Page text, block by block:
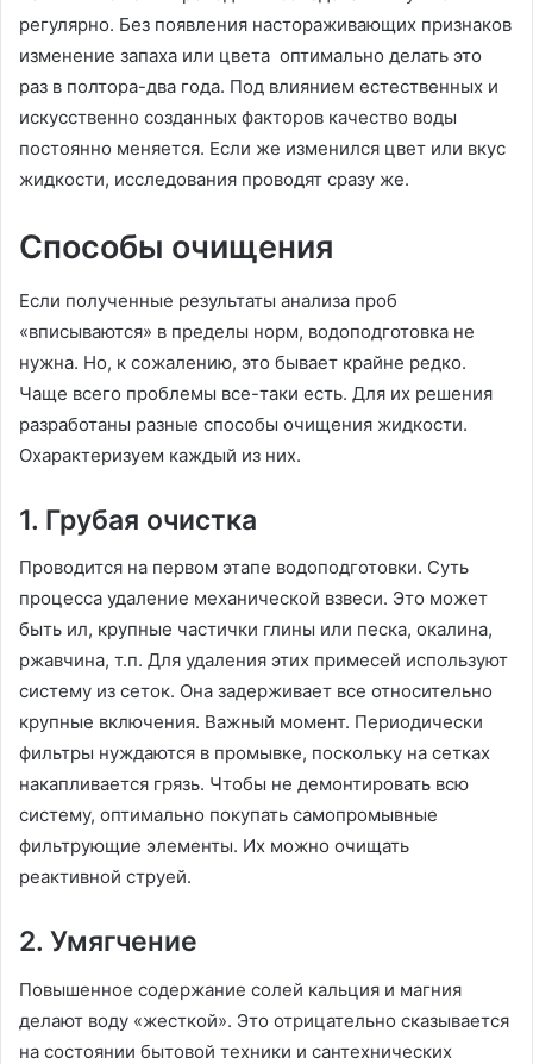
регулярно. Без появления настораживающих признаков
изменение запаха или цвета оптимально делать это
раз в полтора-два года. Под влиянием естественных и
искусственно созданных факторов качество воды
постоянно меняется. Если же изменился цвет или вкус
жидкости, исследования проводят сразу же.
Способы очищения
Если полученные результаты анализа проб
«вписываются» в пределы норм, водоподготовка не
нужна. Но, к сожалению, это бывает крайне редко.
Чаще всего проблемы все-таки есть. Для их решения
разработаны разные способы очищения жидкости.
Охарактеризуем каждый из них.
1. Грубая очистка
Проводится на первом этапе водоподготовки. Суть
процесса удаление механической взвеси. Это может
быть ил, крупные частички глины или песка, окалина,
ржавчина, т.п. Для удаления этих примесей используют
систему из сеток. Она задерживает все относительно
крупные включения. Важный момент. Периодически
фильтры нуждаются в промывке, поскольку на сетках
накапливается грязь. Чтобы не демонтировать всю
систему, оптимально покупать самопромывные
фильтрующие элементы. Их можно очищать
реактивной струей.
2. Умягчение
Повышенное содержание солей кальция и магния
делают воду «жесткой». Это отрицательно сказывается
на состоянии бытовой техники и сантехнических